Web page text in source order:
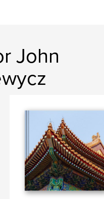
John